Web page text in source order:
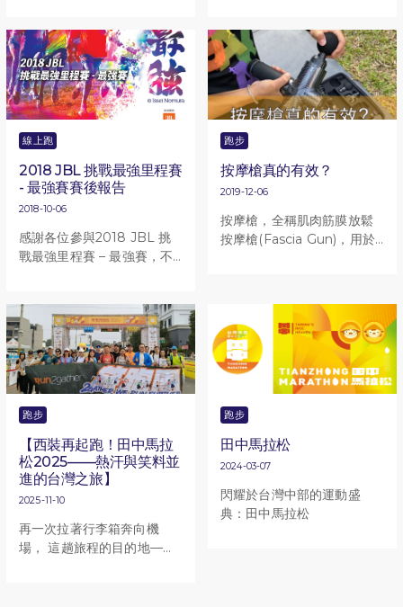
刻意選擇一些與拳擊相關的
電影或紀錄片。在一齣名叫
《The Hurt Business》的
紀錄片裡，有一句旁白格外
引起了我的注意，有受訪者
忽然說：「MMA 格鬥是世
上最孤獨的運動了。」
態，亦很久沒有在訓練中推
自己要快跑了。但這一天，
在這課接近 10 公里的距離
裡，中間有 6 公里都保持在
「五分頭」的區域，當中有
一公里更達到了 4:53/km 的
速度，為什麼會這樣呢......？
理由很簡單，一個男人會突
然快跑，原因通常都是因為
線上跑
2018 JBL 挑戰最強里程賽
- 最強賽賽後報告
2018-10-06
感謝各位參與2018 JBL 挑
戰最強里程賽 – 最強賽，不
出第一步去接受挑戰，給自
己一個目標，可能獎牌是一
股推動力，但都是其次，最
重要是您曾經為了這個目標
跑過的每一步，每一步都不
是沒意義的，是代表著您對
自己的信心和承諾。
跑步
按摩槍真的有效？
2019-12-06
按摩槍，全稱肌肉筋膜放鬆
按摩槍(Fascia Gun)，用於
鬆。在進行劇烈運動之後身
體會產生大量的乳酸，如果
不及時放鬆，第二天自己的
肌肉出現酸痛的症狀。
跑步
【西裝再起跑！田中馬拉
松2025——熱汗與笑料並
進的台灣之旅】
2025-11-10
再一次拉著行李箱奔向機
場， 這趟旅程的目的地——
跑步
田中馬拉松
2024-03-07
閃耀於台灣中部的運動盛
典：田中馬拉松